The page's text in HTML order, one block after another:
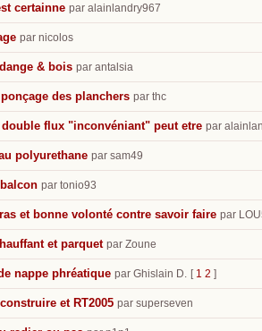
certainne par alainlandry967
par nicolos
& bois par antalsia
des planchers par thc
flux "inconvéniant" peut etre par
polyurethane par sam49
par tonio93
et bonne volonté contre savoir faire par
et parquet par Zoune
nappe phréatique par Ghislain D. [ 1 2 ]
et RT2005 par superseven